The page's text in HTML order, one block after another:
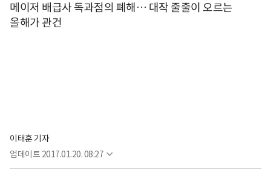
메이저 배급사 독과점의 폐해… 대작 줄줄이 오르는
올해가 관건
이태훈 기자
업데이트 2017.01.20. 08:27